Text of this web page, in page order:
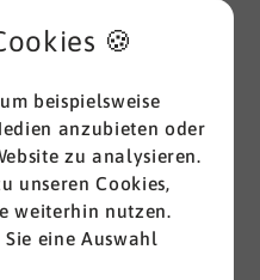
🍪
beispielsweise
anzubieten oder
zu analysieren.
unseren Cookies,
weiterhin nutzen.
eine Auswahl